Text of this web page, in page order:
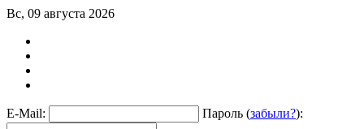
Вс, 09 августа 2026
E-Mail: Пароль (забыли?):